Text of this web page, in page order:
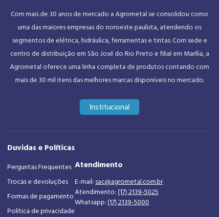
Com mais de 30 anos de mercado a Agrometal se consolidou como
uma das maiores empresas do noroeste paulista, atendendo os
segmentos de elétrica, hidráulica, ferramentas e tintas. Com sede e
centro de distribuição em São José do Rio Preto e filial em Marília, a
Agrometal oferece uma linha completa de produtos contando com
mais de 30 mil itens das melhores marcas disponíveis no mercado.
Institucional
Duvidas e Políticas
Perguntas Frequentes
Trocas e devoluções
Formas de pagamento
Política de privacidade
Atendimento
E-mail: sac@agrometal.com.br
Atendimento: (17) 2139-5025
Whatsapp: (17) 2139-5000